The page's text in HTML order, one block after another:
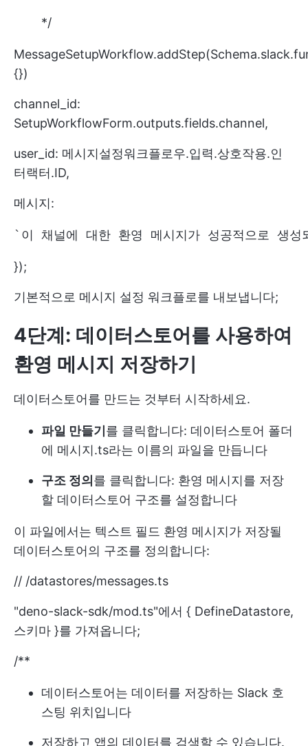
*/
{})
channel_id:
SetupWorkflowForm.outputs.fields.channel,
user_id: 메시지설정워크플로우.입력.상호작용.인
터랙터.ID,
메시지:
`이 채널에 대한 환영 메시지가 성공적으로
});
기본적으로 메시지 설정 워크플로를 내보냅니다;
4단계: 데이터스토어를 사용하여
환영 메시지 저장하기
데이터스토어를 만드는 것부터 시작하세요.
파일 만들기 를 클릭합니다: 데이터스토어 폴더
에 메시지.ts라는 이름의 파일을 만듭니다
구조 정의 를 클릭합니다: 환영 메시지를 저장
할 데이터스토어 구조를 설정합니다
이 파일에서는 텍스트 필드 환영 메시지가 저장될
데이터스토어의 구조를 정의합니다:
// /datastores/messages.ts
"deno-slack-sdk/mod.ts"에서 { DefineDatastore,
스키마 }를 가져옵니다;
/**
데이터스토어는 데이터를 저장하는 Slack 호
스팅 위치입니다
저장하고 앱의 데이터를 검색할 수 있습니다.